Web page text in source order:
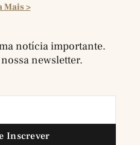
Mais >
notícia importante.
newsletter.
Inscrever